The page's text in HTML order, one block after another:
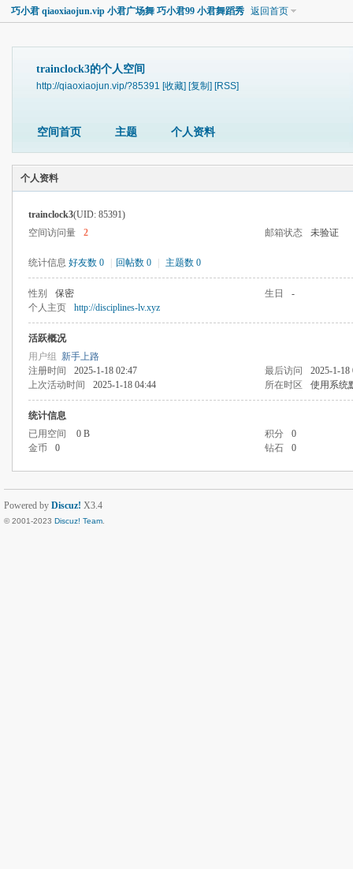
巧小君 qiaoxiaojun.vip 小君广场舞 巧小君99 小君舞蹈秀 返回首页
trainclock3的个人空间
http://qiaoxiaojun.vip/?85391 [收藏] [复制] [RSS]
空间首页 主题 个人资料
个人资料
trainclock3(UID: 85391)
空间访问量
2 邮箱状态 未验证
统计信息 好友数 0 回帖数 0 主题数 0
性别 保密 生日
-
个人主页
http://disciplines-lv.xyz
活跃概况
用户组 新手上路
注册时间
2025-1-18 02:47 最后访问
2025-1-18
上次活动时间
2025-1-18 04:44 所在时区 使用系统
统计信息
已用空间
0 B 积分
0
金币
0 钻石 0
Powered by Discuz! X3.4
© 2001-2023 Discuz! Team